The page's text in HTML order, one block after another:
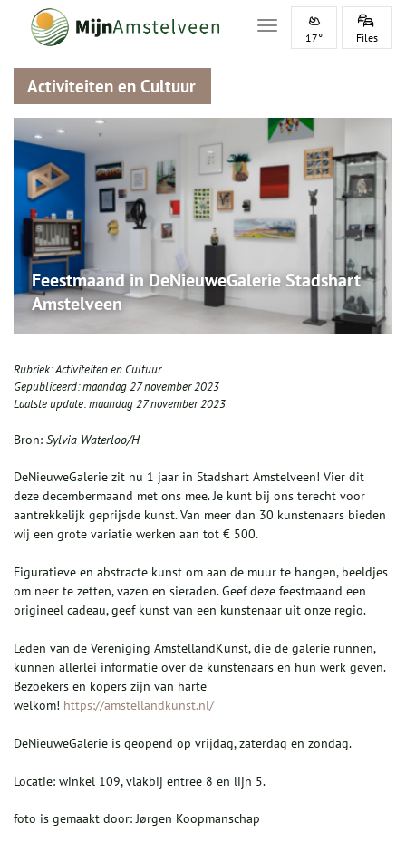
Toggle navigation
17° Files
Activiteiten en Cultuur
Feestmaand in DeNieuweGalerie Stadshart
Amstelveen
Rubriek:Activiteiten en Cultuur
Gepubliceerd:maandag 27 november 2023
Laatste update:maandag 27 november 2023
Bron: Sylvia Waterloo/H
DeNieuweGalerie zit nu 1 jaar in Stadshart Amstelveen! Vier dit
deze decembermaand met ons mee. Je kunt bij ons terecht voor
aantrekkelijk geprijsde kunst. Van meer dan 30 kunstenaars bieden
wij een grote variatie werken aan tot € 500.
Figuratieve en abstracte kunst om aan de muur te hangen, beeldjes
om neer te zetten, vazen en sieraden. Geef deze feestmaand een
origineel cadeau, geef kunst van een kunstenaar uit onze regio.
Leden van de Vereniging AmstellandKunst, die de galerie runnen,
kunnen allerlei informatie over de kunstenaars en hun werk geven.
Bezoekers en kopers zijn van harte
welkom! https://amstellandkunst.nl/
DeNieuweGalerie is geopend op vrijdag, zaterdag en zondag.
Locatie: winkel 109, vlakbij entree 8 en lijn 5.
foto is gemaakt door: Jørgen Koopmanschap